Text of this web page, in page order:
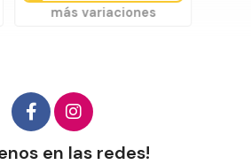
en las redes!